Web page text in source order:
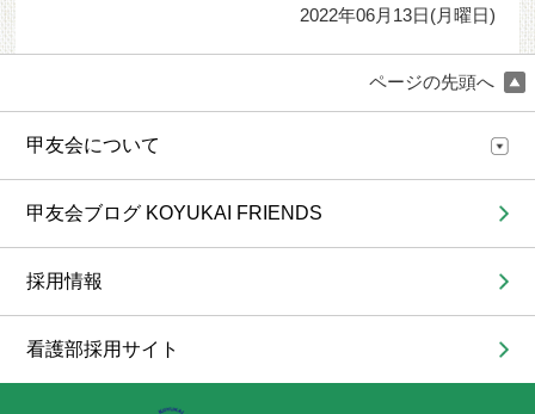
2022年06月13日(月曜日)
ページの先頭へ
甲友会について
甲友会ブログ KOYUKAI FRIENDS
採用情報
看護部採用サイト